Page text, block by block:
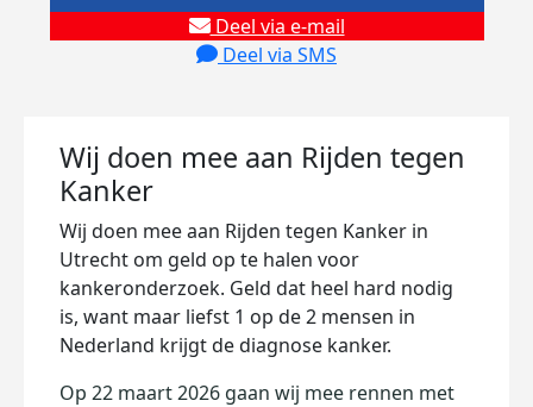
Deel via e-mail
Deel via SMS
Wij doen mee aan Rijden tegen
Kanker
Wij doen mee aan Rijden tegen Kanker in
Utrecht om geld op te halen voor
kankeronderzoek. Geld dat heel hard nodig
is, want maar liefst 1 op de 2 mensen in
Nederland krijgt de diagnose kanker.
Op 22 maart 2026 gaan wij mee rennen met